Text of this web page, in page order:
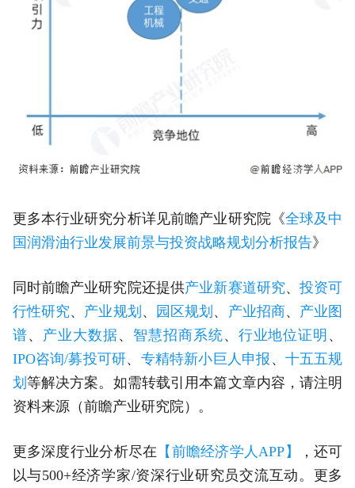
更多本行业研究分析详见前瞻产业研究院《全球及中
国润滑油行业发展前景与投资战略规划分析报告》
同时前瞻产业研究院还提供产业新赛道研究、投资可
行性研究、 产业规划 、 园区规划 、 产业招商、 产业图
谱、 产业大数据、 智慧招商系统、 行业地位证明 、
IPO咨询/募投可研、 专精特新小巨人申报 、 十五五规
划 等解决方案。如需转载引用本篇文章内容，请注明
资料来源（前瞻产业研究院）。
更多深度行业分析尽在 【前瞻经济学人APP】
，还可
以与500+经济学家/资深行业研究员交流互动。更多